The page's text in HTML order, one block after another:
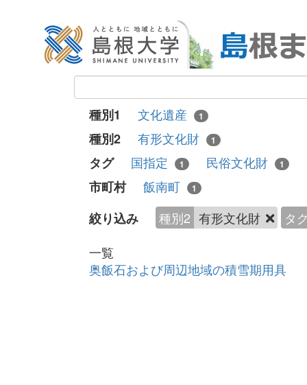
種別1 文化遺産 1
種別2 有形文化財 1
タグ 国指定 1 民俗文化財 1
市町村 飯南町 1
絞り込み 種別2 有形文化財
タ
一覧
奥飯石および周辺地域の積雪期用具